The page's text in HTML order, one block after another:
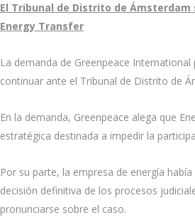
El Tribunal de Distrito de
Energy Transfer
La demanda de Greenpeace
continuar ante el Tribunal de Distrito de
En la demanda, Greenpeace alega que
estratégica destinada a impedir la
Por su parte, la empresa de energía
decisión definitiva de los procesos
pronunciarse sobre el caso.